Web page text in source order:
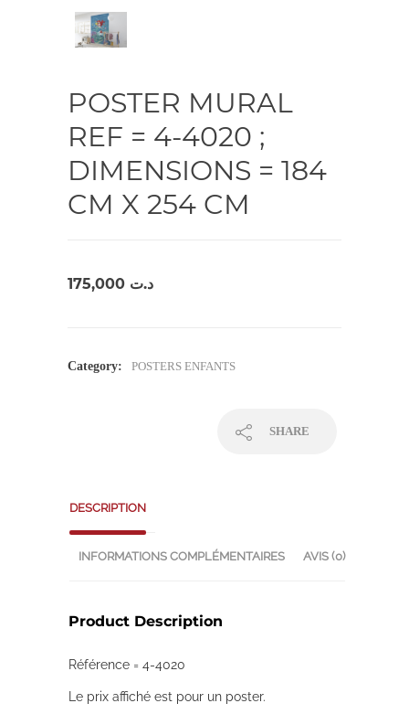
POSTER MURAL
REF = 4-4020 ;
DIMENSIONS = 184
CM X 254 CM
د.ت
Category: POSTERS ENFANTS
SHARE
DESCRIPTION
INFORMATIONS COMPLÉMENTAIRES AVIS (0)
Product Description
Référence = 4-4020
Le prix affiché est pour un poster.